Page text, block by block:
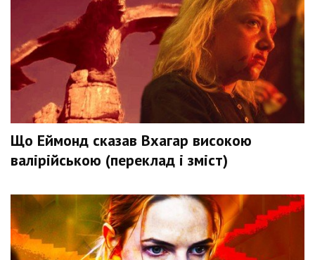
Що Еймонд сказав Вхагар високою
валірійською (переклад і зміст)